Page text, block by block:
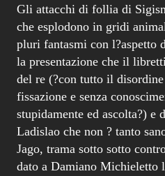
Gli attacchi di follia di
che esplodono in gridi
pluri fantasmi con l?aspetto
la presentazione che il
del re (?con tutto il
fissazione e senza
stupidamente ed ascolta?) e
Ladislao che non ? tanto
Jago, trama sotto sotto
dato a Damiano Michieletto